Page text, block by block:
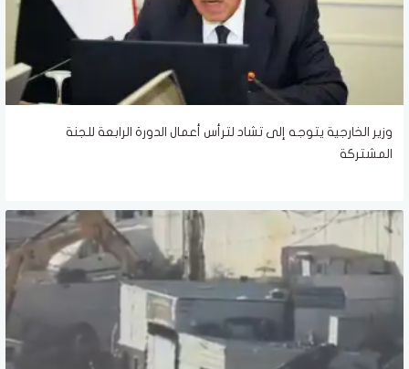
وزير الخارجية يتوجه إلى تشاد لترأس أعمال الدورة الرابعة للجنة
المشتركة